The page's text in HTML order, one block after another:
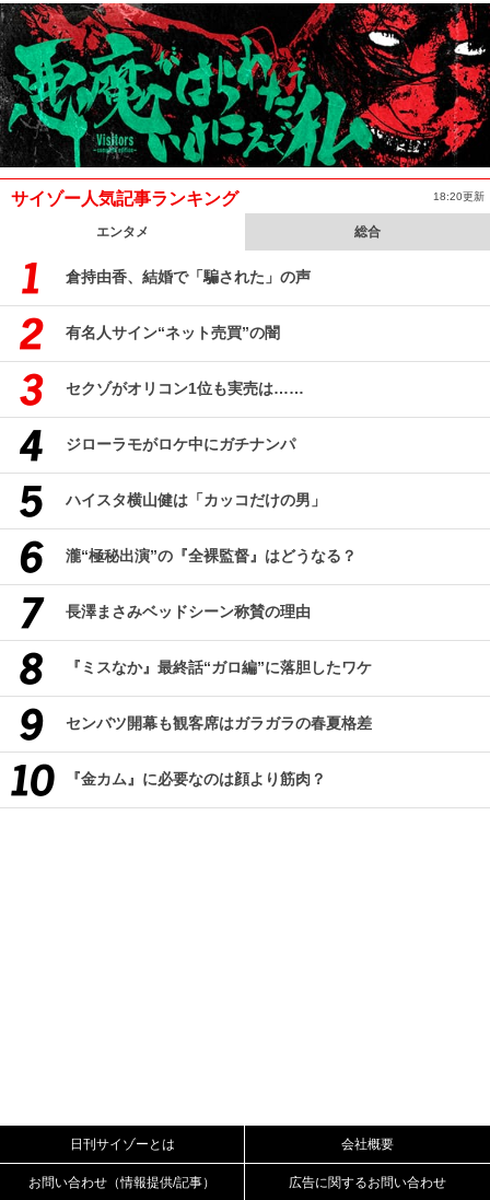
サイゾー人気記事ランキング 18:20更新
エンタメ 総合
倉持由香、結婚で「騙された」の声
有名人サイン“ネット売買”の闇
セクゾがオリコン1位も実売は……
ジローラモがロケ中にガチナンパ
ハイスタ横山健は「カッコだけの男」
瀧“極秘出演”の『全裸監督』はどうなる？
長澤まさみベッドシーン称賛の理由
『ミスなか』最終話“ガロ編”に落胆したワケ
センバツ開幕も観客席はガラガラの春夏格差
『金カム』に必要なのは顔より筋肉？
日刊サイゾーとは 会社概要
お問い合わせ（情報提供/記事） 広告に関するお問い合わせ